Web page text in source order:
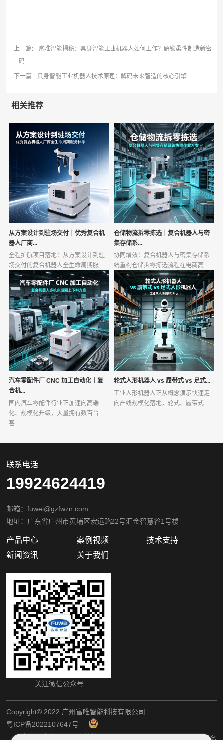
上一篇:
富唯智能揭秘：具身智能工业机器人如何工作？解锁柔性制造新密
码
下一篇: 具身智能工业机器人技术原理：解码未来智造的核心引擎
相关推荐
从方案设计到驻场交付｜优秀复合机
器人厂商...
全程护航项目落地：从方案设计到驻
场交付的复合机器人全生命周期服...
仓储物流拆零拣选｜复合机器人与密
集存储系...
协同增效：复合机器人与密集存储系
统重构仓储拆零拣选流程在电商高...
汽车零配件厂 CNC 加工自动化｜复
合机...
国内汽车零配件行业正加速向高端
化、规模化升级，大量拥有数百台
甚...
轮式人形机器人 vs 履带式 vs 足式...
工业人形机器人正从概念演示快速走
向产线规模化落地，轮式、履带式...
联系电话
19924624419
邮箱：fuwei@gzfwzn.com
地址：广东省广州市黄埔区宏远路22号汇金智慧谷1号楼
产品中心 案例视频
技术支持
新闻资讯
关于我们
关注微信公众号
Copyright©️ 2022 广州富唯智能科技有限公司
粤ICP备2022107647号
犀牛云提供企业云服务